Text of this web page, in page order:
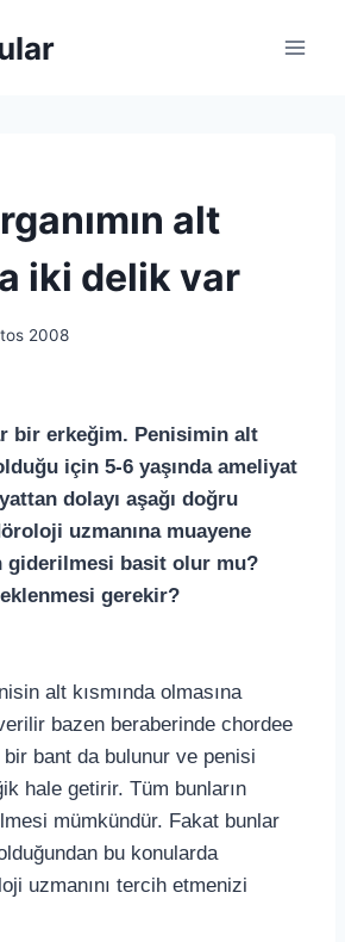
alt
iki delik var
2008
bir erkeğim. Penisimin alt
için 5-6 yaşında ameliyat
dolayı aşağı doğru
uzmanına muayene
giderilmesi basit olur mu?
gerekir?
alt kısmında olmasına
bazen beraberinde chordee
bant da bulunur ve penisi
hale getirir. Tüm bunların
mümkündür. Fakat bunlar
bu konularda
uzmanını tercih etmenizi